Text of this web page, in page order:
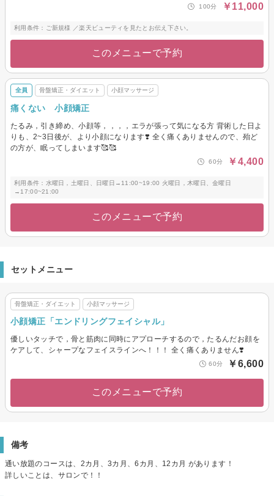
100分 ￥11,000
利用条件：ご新規様 ／楽天ビューティを見たとお伝え下さい。
このメニューで予約
全員 骨盤矯正・ダイエット 小顔マッサージ
痛くない 小顔矯正
たるみ，引き締め、小顔等，，，，エラが張って気になる方 背術した日よ
りも、2~3日後が、より小顔になります❣️ 全く痛くありませんので、殆ど
の方が、眠ってしまいます🥰🥰
60分 ￥4,400
利用条件：水曜日，土曜日、日曜日→11:00~19:00 火曜日，木曜日、金曜日
→17:00~21:00
このメニューで予約
セットメニュー
骨盤矯正・ダイエット 小顔マッサージ
小顔矯正「エンドリングフェイシャル」
優しいタッチで，骨と筋肉に同時にアプローチするので，たるんだお顔を
ケアして、シャープなフェイスラインへ！！！ 全く痛くありません❣️
60分 ￥6,600
このメニューで予約
備考
通い放題のコースは、2カ月、3カ月、6カ月、12カ月 があります！
詳しいことは、サロンで！！